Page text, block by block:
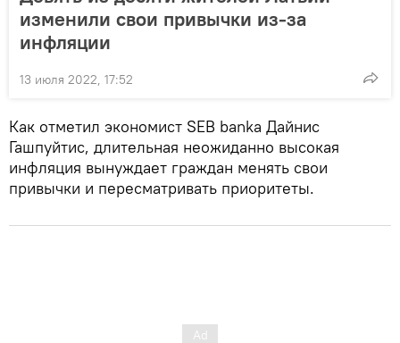
изменили свои привычки из-за
инфляции
13 июля 2022, 17:52
Как отметил экономист SEB banka Дайнис
Гашпуйтис, длительная неожиданно высокая
инфляция вынуждает граждан менять свои
привычки и пересматривать приоритеты.